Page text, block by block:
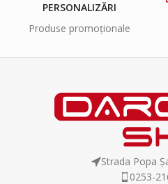
PERSONALIZĂRI
Produse promoționale
Strada Popa
0253-